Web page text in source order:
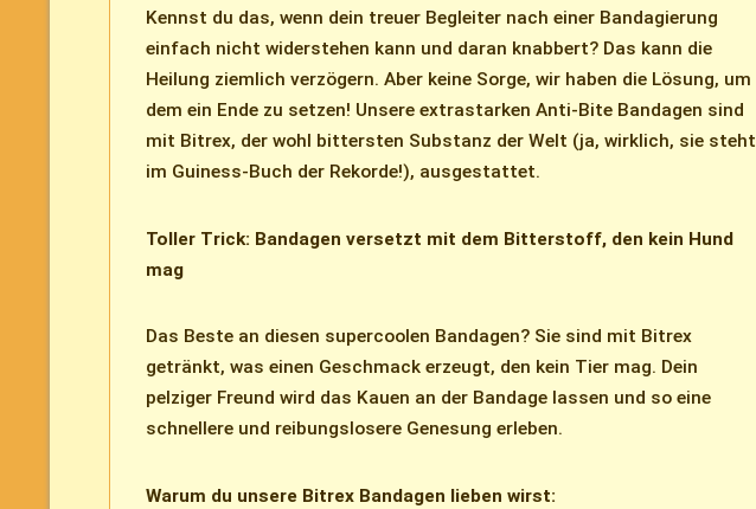
Kennst du das, wenn dein treuer Begleiter nach einer Bandagierung
einfach nicht widerstehen kann und daran knabbert? Das kann die
Heilung ziemlich verzögern. Aber keine Sorge, wir haben die Lösung, um
dem ein Ende zu setzen! Unsere extrastarken Anti-Bite Bandagen sind
mit Bitrex, der wohl bittersten Substanz der Welt (ja, wirklich, sie steht
im Guiness-Buch der Rekorde!), ausgestattet.
Toller Trick: Bandagen versetzt mit dem Bitterstoff, den kein Hund
mag
Das Beste an diesen supercoolen Bandagen? Sie sind mit Bitrex
getränkt, was einen Geschmack erzeugt, den kein Tier mag. Dein
pelziger Freund wird das Kauen an der Bandage lassen und so eine
schnellere und reibungslosere Genesung erleben.
Warum du unsere Bitrex Bandagen lieben wirst: